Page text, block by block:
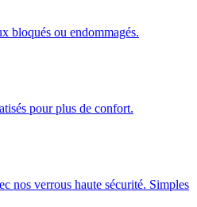
bloqués ou endommagés.
pour plus de confort.
nos verrous haute sécurité. Simples